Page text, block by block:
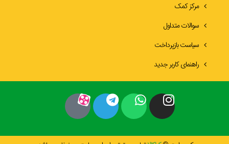
مرکز کمک
سوالات متداول
سیاست بازپرداخت
راهنمای کاربر جدید